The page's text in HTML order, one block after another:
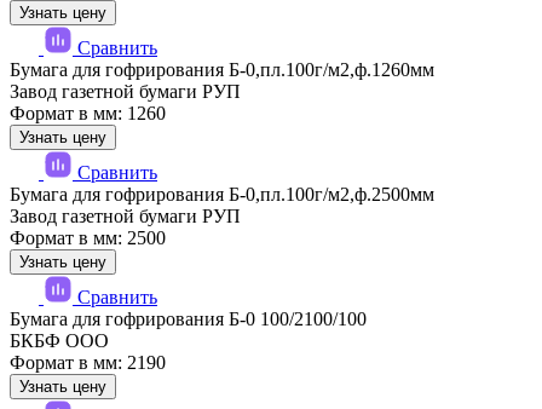
Узнать цену
Сравнить
Бумага для гофрирования Б-0,пл.100г/м2,ф.1260мм
Завод газетной бумаги РУП
Формат в мм: 1260
Узнать цену
Сравнить
Бумага для гофрирования Б-0,пл.100г/м2,ф.2500мм
Завод газетной бумаги РУП
Формат в мм: 2500
Узнать цену
Сравнить
Бумага для гофрирования Б-0 100/2100/100
БКБФ ООО
Формат в мм: 2190
Узнать цену